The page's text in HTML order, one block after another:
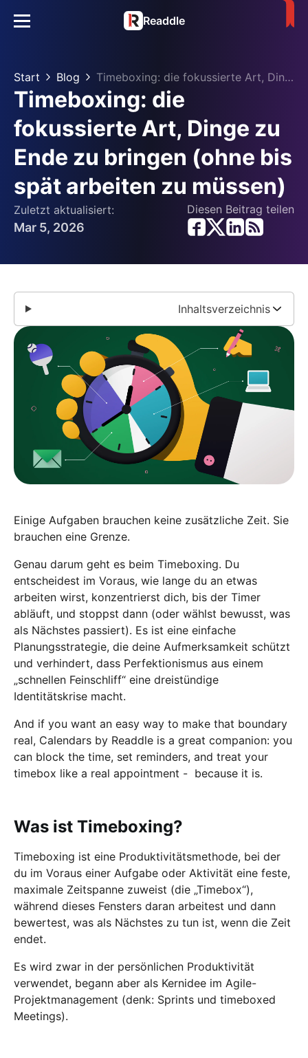
Readdle
Start Blog Timeboxing: die fokussierte Art, Dinge zu Ende zu bringen (ohne bis spät arbeiten zu müssen)
Timeboxing: die
fokussierte Art, Dinge zu
Ende zu bringen (ohne bis
spät arbeiten zu müssen)
Zuletzt aktualisiert:
Mar 5, 2026
Diesen Beitrag teilen
Inhaltsverzeichnis
Einige Aufgaben brauchen keine zusätzliche Zeit. Sie
brauchen eine Grenze.
Genau darum geht es beim Timeboxing. Du
entscheidest im Voraus, wie lange du an etwas
arbeiten wirst, konzentrierst dich, bis der Timer
abläuft, und stoppst dann (oder wählst bewusst, was
als Nächstes passiert). Es ist eine einfache
Planungsstrategie, die deine Aufmerksamkeit schützt
und verhindert, dass Perfektionismus aus einem
„schnellen Feinschliff“ eine dreistündige
Identitätskrise macht.
And if you want an easy way to make that boundary
real, Calendars by Readdle is a great companion: you
can block the time, set reminders, and treat your
timebox like a real appointment - because it is.
Was ist Timeboxing?
Timeboxing ist eine Produktivitätsmethode, bei der
du im Voraus einer Aufgabe oder Aktivität eine feste,
maximale Zeitspanne zuweist (die „Timebox“),
während dieses Fensters daran arbeitest und dann
bewertest, was als Nächstes zu tun ist, wenn die Zeit
endet.
Es wird zwar in der persönlichen Produktivität
verwendet, begann aber als Kernidee im Agile-
Projektmanagement (denk: Sprints und timeboxed
Meetings).